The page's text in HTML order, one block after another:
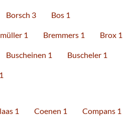
Borsch 3 Bos 1
1 Bremmers 1 Brox 1
Buscheinen 1 Buscheler 1
1 Coenen 1 Compans 1